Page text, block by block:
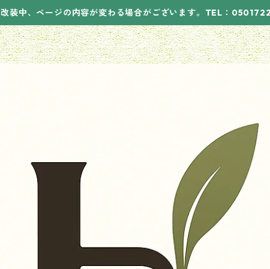
改装中、ページの内容が変わる場合がございます。TEL：